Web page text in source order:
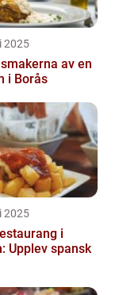
2025
av en
i Borås
2025
i
Upplev spansk